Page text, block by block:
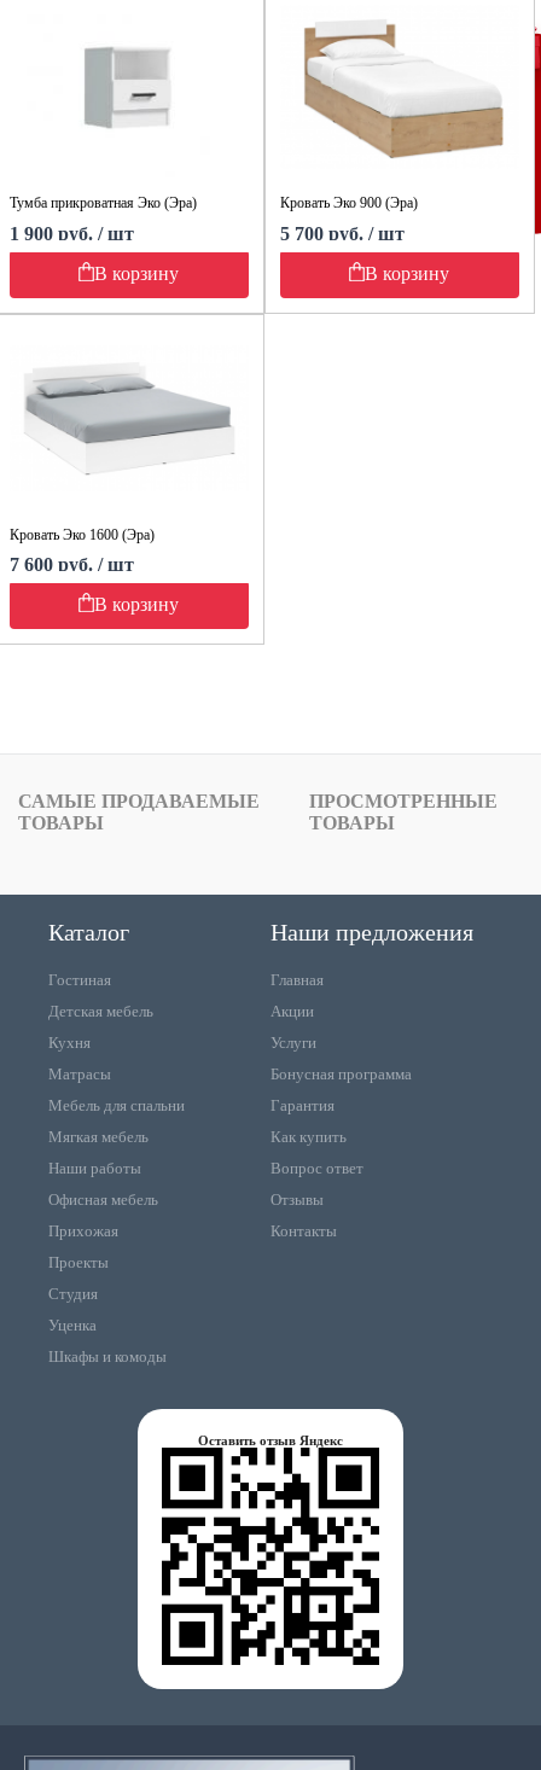
Тумба прикроватная Эко (Эра)
1 900 руб. / шт
В корзину
Кровать Эко 900 (Эра)
5 700 руб. / шт
В корзину
Кровать Эко 1600 (Эра)
7 600 руб. / шт
В корзину
САМЫЕ ПРОДАВАЕМЫЕ
ТОВАРЫ
ПРОСМОТРЕННЫЕ
ТОВАРЫ
Каталог
Гостиная
Детская мебель
Кухня
Матрасы
Мебель для спальни
Мягкая мебель
Наши работы
Офисная мебель
Прихожая
Проекты
Студия
Уценка
Шкафы и комоды
Наши предложения
Главная
Акции
Услуги
Бонусная программа
Гарантия
Как купить
Вопрос ответ
Отзывы
Контакты
Оставить отзыв Яндекс